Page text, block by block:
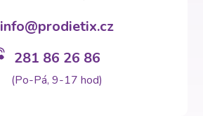
info@prodietix.cz
281 86 26 86
(Po-Pá, 9-17 hod)